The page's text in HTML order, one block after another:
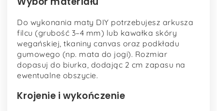
Do wykonania maty DIY potrzebujesz arkusza
filcu (grubość 3–4 mm) lub kawałka skóry
wegańskiej, tkaniny canvas oraz podkładu
gumowego (np. mata do jogi). Rozmiar
dopasuj do biurka, dodając 2 cm zapasu na
ewentualne obszycie.
Krojenie i wykończenie